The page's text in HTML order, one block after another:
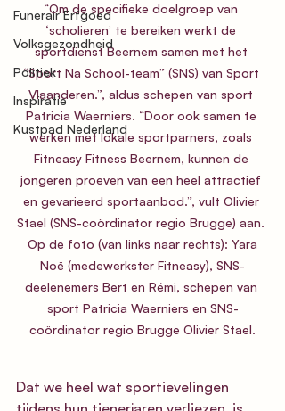
Funerair Erfgoed
Volksgezondheid
Politiek
Inspiratie
Kustpad Nederland
“Om de specifieke doelgroep van
‘scholieren’ te bereiken werkt de
sportdienst Beernem samen met het
“Sport Na School-team” (SNS) van Sport
Vlaanderen.”, aldus schepen van sport
Patricia Waerniers. “Door ook samen te
werken met lokale sportparners, zoals
Fitneasy Fitness Beernem, kunnen de
jongeren proeven van een heel attractief
en gevarieerd sportaanbod.”, vult Olivier
Stael (SNS-coördinator regio Brugge) aan.
Op de foto (van links naar rechts): Yara
Noë (medewerkster Fitneasy), SNS-
deelenemers Bert en Rémi, schepen van
sport Patricia Waerniers en SNS-
coördinator regio Brugge Olivier Stael.
Dat we heel wat sportievelingen